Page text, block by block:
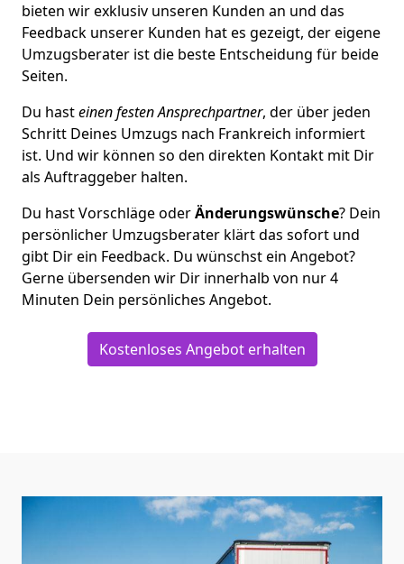
bieten wir exklusiv unseren Kunden an und das
Feedback unserer Kunden hat es gezeigt, der eigene
Umzugsberater ist die beste Entscheidung für beide
Seiten.
Du hasteinen festen Ansprechpartner, der über jeden
Schritt Deines Umzugs nach Frankreich informiert
ist. Und wir können so den direkten Kontakt mit Dir
als Auftraggeber halten.
Du hast Vorschläge oderÄnderungswünsche? Dein
persönlicher Umzugsberater klärt das sofort und
gibt Dir ein Feedback. Du wünschst ein Angebot?
Gerne übersenden wir Dir innerhalb von nur4
Minuten Dein persönliches Angebot.
Kostenloses Angebot erhalten